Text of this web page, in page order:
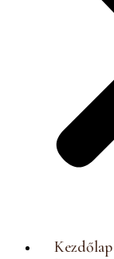
Órarend